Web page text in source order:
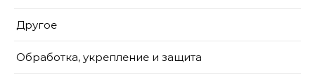
Другое
Обработка, укрепление и защита